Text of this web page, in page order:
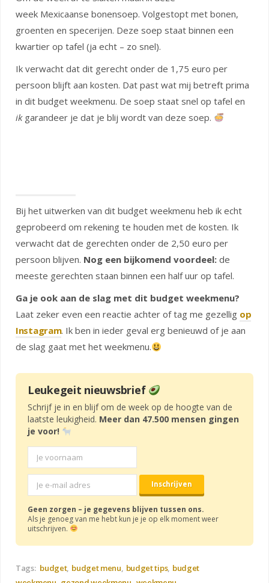
week Mexicaanse bonensoep. Volgestopt met bonen,
groenten en specerijen. Deze soep staat binnen een
kwartier op tafel (ja echt – zo snel).
Ik verwacht dat dit gerecht onder de 1,75 euro per
persoon blijft aan kosten. Dat past wat mij betreft prima
in dit budget weekmenu. De soep staat snel op tafel en
ik garandeer je dat je blij wordt van deze soep.
Bij het uitwerken van dit budget weekmenu heb ik echt
geprobeerd om rekening te houden met de kosten. Ik
verwacht dat de gerechten onder de 2,50 euro per
persoon blijven. Nog een bijkomend voordeel: de
meeste gerechten staan binnen een half uur op tafel.
Ga je ook aan de slag met dit budget weekmenu?
Laat zeker even een reactie achter of tag me gezellig op
Instagram. Ik ben in ieder geval erg benieuwd of je aan
de slag gaat met het weekmenu.
Leukegeit nieuwsbrief
Schrijf je in en blijf om de week op de hoogte van de
laatste leukigheid. Meer dan 47.500 mensen gingen
je voor!
Geen zorgen – je gegevens blijven tussen ons.
Als je genoeg van me hebt kun je je op elk moment weer
uitschrijven.
Tags: budget budget menu budget tips budget